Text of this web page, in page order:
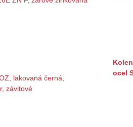
ocel